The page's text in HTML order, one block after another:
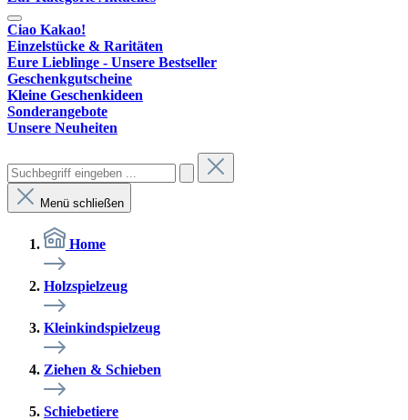
Ciao Kakao!
Einzelstücke & Raritäten
Eure Lieblinge - Unsere Bestseller
Geschenkgutscheine
Kleine Geschenkideen
Sonderangebote
Unsere Neuheiten
Menü schließen
Home
Holzspielzeug
Kleinkindspielzeug
Ziehen & Schieben
Schiebetiere